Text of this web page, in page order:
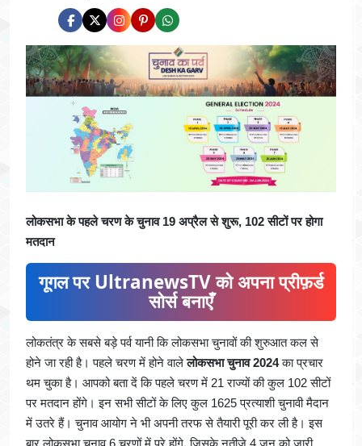
लोकसभा के पहले चरण के चुनाव 19 अप्रैल से शुरू, 102 सीटों पर होगा
मतदान
गूगल पर UltranewsTV को अपना प्रीफ़र्ड
सोर्स बनाएँ
लोकतंत्र के सबसे बड़े पर्व यानी कि लोकसभा चुनावों की शुरुआत कल से
होने जा रही है। पहले चरण में होने वालेलोकसभा चुनाव 2024का प्रचार
थम चुका है। आपको बता दें कि पहले चरण में 21 राज्यों की कुल 102 सीटों
पर मतदान होंगे। इन सभी सीटों के लिए कुल 1625 प्रत्याशी चुनावी मैदान
में उतरे हैं। चुनाव आयोग ने भी अपनी तरफ से तैयारी पूरी कर ली है। इस
बार लोकसभा चुनाव 6 चरणों में पूरे होंगे, जिसके नतीजे 4 जून को जारी